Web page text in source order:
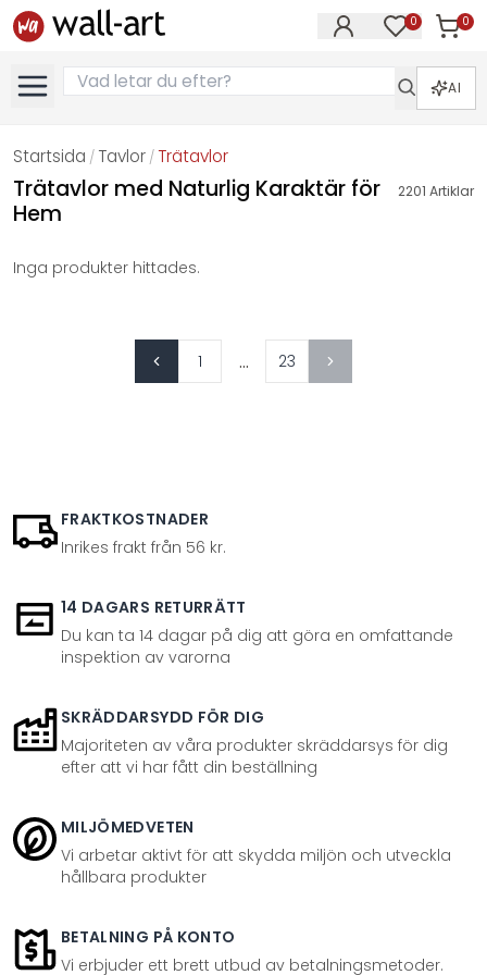
0 0
AI
Startsida / Tavlor /Trätavlor
Trätavlor med Naturlig Karaktär för
Hem
2201 Artiklar
Inga produkter hittades.
1 ... 23
FRAKTKOSTNADER
Inrikes frakt från 56 kr.
14 DAGARS RETURRÄTT
Du kan ta 14 dagar på dig att göra en omfattande
inspektion av varorna
SKRÄDDARSYDD FÖR DIG
Majoriteten av våra produkter skräddarsys för dig
efter att vi har fått din beställning
MILJÖMEDVETEN
Vi arbetar aktivt för att skydda miljön och utveckla
hållbara produkter
BETALNING PÅ KONTO
Vi erbjuder ett brett utbud av betalningsmetoder.